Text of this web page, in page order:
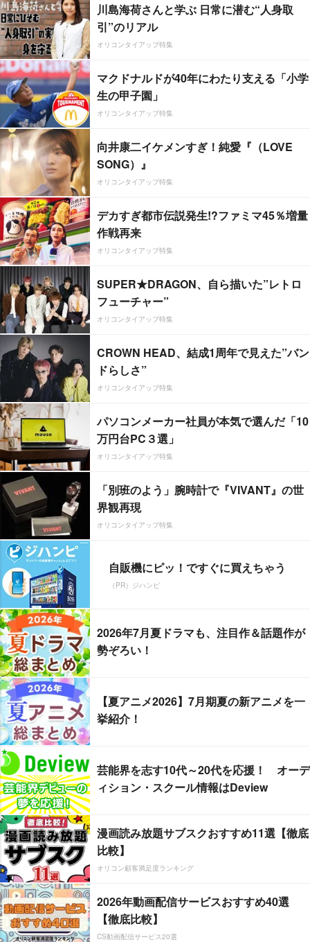
川島海荷さんと学ぶ 日常に潜む“人身取
引”のリアル
オリコンタイアップ特集
マクドナルドが40年にわたり支える「小学
生の甲子園」
オリコンタイアップ特集
向井康二イケメンすぎ！純愛『（LOVE
SONG）』
オリコンタイアップ特集
デカすぎ都市伝説発生!?ファミマ45％増量
作戦再来
オリコンタイアップ特集
SUPER★DRAGON、自ら描いた”レトロ
フューチャー”
オリコンタイアップ特集
CROWN HEAD、結成1周年で見えた”バン
ドらしさ”
オリコンタイアップ特集
パソコンメーカー社員が本気で選んだ「10
万円台PC３選」
オリコンタイアップ特集
「別班のよう」腕時計で『VIVANT』の世
界観再現
オリコンタイアップ特集
自販機にピッ！ですぐに買えちゃう
（PR）ジハンピ
2026年7月夏ドラマも、注目作＆話題作が
勢ぞろい！
【夏アニメ2026】7月期夏の新アニメを一
挙紹介！
芸能界を志す10代～20代を応援！ オーデ
ィション・スクール情報はDeview
漫画読み放題サブスクおすすめ11選【徹底
比較】
オリコン顧客満足度ランキング
2026年動画配信サービスおすすめ40選
【徹底比較】
CS動画配信サービス20選